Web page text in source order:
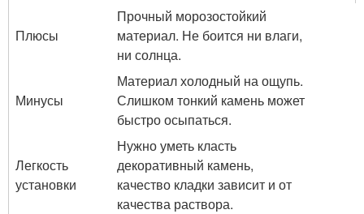
Плюсы
Прочный морозостойкий
материал. Не боится ни влаги,
ни солнца.
Минусы
Материал холодный на ощупь.
Слишком тонкий камень может
быстро осыпаться.
Легкость
установки
Нужно уметь класть
декоративный камень,
качество кладки зависит и от
качества раствора.